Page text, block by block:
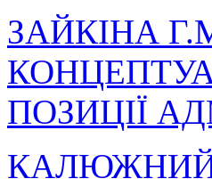
ЗАЙКІНА
ПОЗИЦІЇ